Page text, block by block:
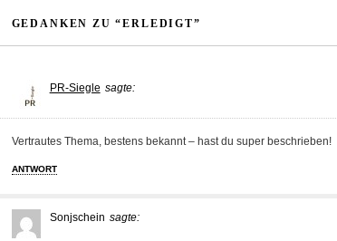
GEDANKEN ZU “ERLEDIGT”
PR-Siegle sagte:
Vertrautes Thema, bestens bekannt – hast du super beschrieben!
ANTWORT
Sonjschein sagte: